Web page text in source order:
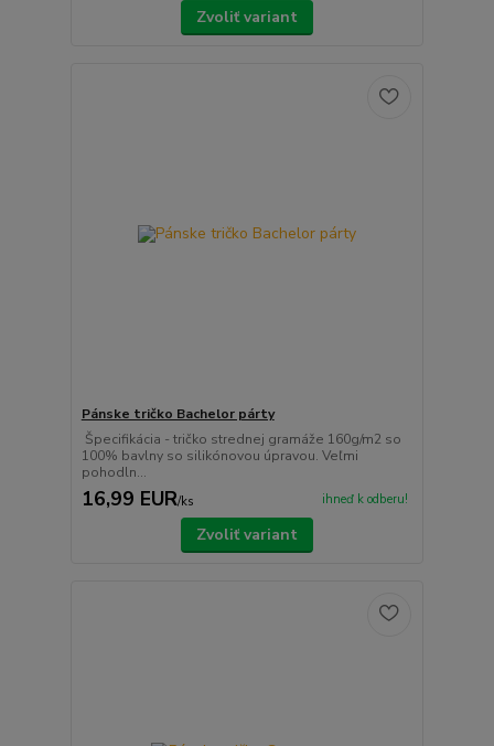
Zvoliť variant
Pánske tričko Bachelor párty
Špecifikácia - tričko strednej gramáže 160g/m2 so
100% bavlny so silikónovou úpravou. Veľmi
pohodln...
16,99 EUR/ks ihneď k odberu!
Zvoliť variant